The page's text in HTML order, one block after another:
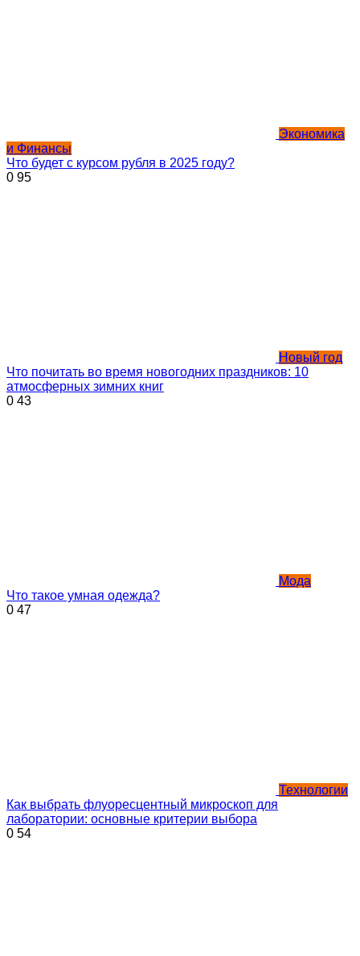
Экономика
и Финансы
Что будет с курсом рубля в 2025 году?
0 95
Новый год
Что почитать во время новогодних праздников: 10
атмосферных зимних книг
0 43
Мода
Что такое умная одежда?
0 47
Технологии
Как выбрать флуоресцентный микроскоп для
лаборатории: основные критерии выбора
0 54